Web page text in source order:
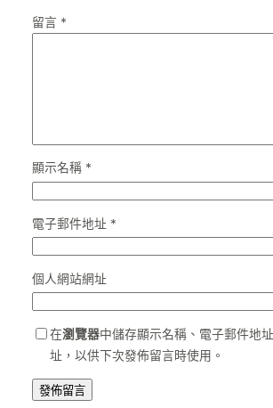
留言 *
顯示名稱 *
電子郵件地址 *
個人網站網址
在瀏覽器中儲存顯示名稱、電子郵件地
址，以供下次發佈留言時使用。